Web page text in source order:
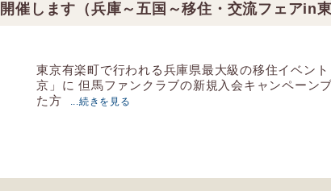
催します（兵庫～五国～移住・交流フェアin
東京有楽町で行われる兵庫県最大級の移住イベン
京」に 但馬ファンクラブの新規入会キャンペー
た方
...続きを見る